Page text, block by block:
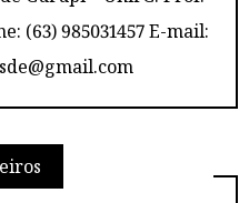
(63) 985031457 E-mail: